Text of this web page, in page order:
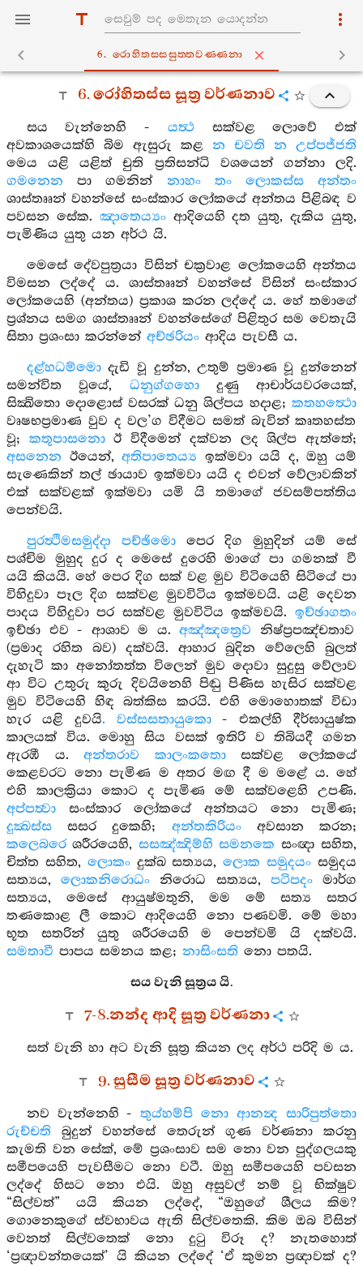
6. රොහිතස‍්සසුත‍්තවණ‍්ණනා
6. රෝහිතස්ස සූත්‍ර වර්ණනාව
සය වැන්නෙහි - යත්‍ථසක්වළ ලොවේ එක්
අවකාශයෙක්හි බිම ඇසුරු කළ න චවති න උප්පජ්ජති
මෙය යළි යළිත් චුති ප්‍රතිසන්ධි වශයෙන් ගන්නා ලදි.
ගමනෙන පා ගමනින් නාහං තං ලොකස්ස අන්තං
ශාස්තෲන් වහන්සේ සංස්කාර ලෝකයේ අන්තය පිළිබඳ ව
පවසන සේක. ඤාතෙය්‍යංආදියෙහි දත යුතු, දැකිය යුතු,
පැමිණිය යුතු යන අර්ථ යි.
මෙසේ දේවපුත්‍රයා විසින් චක්‍රවාළ ලෝකයෙහි අන්තය
විමසන ලද්දේ ය. ශාස්තෲන් වහන්සේ විසින් සංස්කාර
ලෝකයෙහි (අන්තය) ප්‍රකාශ කරන ලද්දේ ය. හේ තමාගේ
ප්‍රශ්නය සමග ශාස්තෲන් වහන්සේගේ පිළිතුර සම වෙතැයි
සිතා ප්‍රශංසා කරන්නේ අච්ඡරියං ආදිය පැවසී ය.
දළ්හධම්මොදැඩි වූ දුන්න, උතුම් ප්‍රමාණ වූ දුන්නෙන්
සමන්විත වූයේ, ධනුග්ගහොදුණු ආචාර්යවරයෙක්,
සික්‍ඛිතො දොළොස් වසරක් ධනු ශිල්පය හදාළ; කතහත්‍ථො
වෘෂභප්‍රමාණ වුව ද වල’ග විදීමට සමත් බැවින් කෘතහස්ත
වූ; කතූපාසනොඊ විදීමෙන් දක්වන ලද ශිල්ප ඇත්තේ;
අසනෙන ඊයෙන්,අතිපාතෙය්‍ය ඉක්මවා යයි ද, ඔහු යම්
සැණෙකින් තල් ඡායාව ඉක්මවා යයි ද එවන් වේලාවකින්
එක් සක්වළක් ඉක්මවා යමි යි තමාගේ ජවසම්පත්තිය
පෙන්වයි.
පුරත්‍ථිමසමුද්දා පච්ඡිමොපෙර දිග මුහුදින් යම් සේ
පශ්චිම මුහුද දුර ද මෙසේ දුරෙහි මාගේ පා ගමනක් වී
යයි කියයි. හේ පෙර දිග සක් වළ මුව විටියෙහි සිටියේ පා
විහිදුවා පෑල දිග සක්වළ මුවවිටිය ඉක්මවයි. යළි දෙවන
පාදය විහිදුවා පර සක්වළ මුවවිටිය ඉක්මවයි. ඉච්ඡාගතං
ඉච්ඡා එව - ආශාව ම ය. අඤ්ඤත්‍රෙව නිෂ්ප්‍රපඤ්චතාව
(ප්‍රමාද රහිත බව) දක්වයි. ආහාර බුදින වේලෙහි බුලත්
දැහැටි කා අනෝතත්ත විලෙන් මුව දොවා සුදුසු වේලාව
ආ විට උතුරු කුරු දිවයිනෙහි පිඬු පිණිස හැසිර සක්වළ
මුව විටියෙහි හිඳ බත්කිස කරයි. එහි මොහොතක් විඩා
හැර යළි දුවයි. වස්සසතායුකො- එකල්හි දීර්ඝායුෂ්ක
කාලයක් විය. මොහු සිය වසක් ඉතිරි ව තිබියදී ගමන
ඇරඹී ය.අන්තරාව කාලංකතොසක්වළ ලෝකයේ
කෙළවරට නො පැමිණ ම අතර මඟ දී ම මළේ ය. හේ
එහි කාලක්‍රියා කොට ද පැමිණ මේ සක්වළෙහි උපණි.
අප්පත්‍වා සංස්කාර ලෝකයේ අන්තයට නො පැමිණ;
දුක්‍ඛස්ස සසර දුකෙහි; අන්තකිරියංඅවසාන කරන;
කලෙබරෙශරීරයෙහි, සසඤ්ඤිම්හි සමනකෙ සංඥා සහිත,
චිත්ත සහිත, ලොකං දුක්ඛ සත්‍යය,ලොක සමුදයං සමුදය
සත්‍යය,ලොකනිරොධං නිරොධ සත්‍යය, පටිපදංමාර්ග
සත්‍යය, මෙසේ ආයුෂ්මතුනි, මම මේ සත්‍ය සතර
තණකොළ ලී කොට ආදියෙහි නො පණවමි. මේ මහා
භූත සතරින් යුතු ශරීරයෙහි ම පෙන්වමි යි දක්වයි.
සමතාවී පාපය සමනය කළ; නාසිංසති නො පතයි.
සය වැනි සූත්‍රය යි.
7-8.නන්ද ආදි සූත්‍ර වර්ණනා
සත් වැනි හා අට වැනි සූත්‍ර කියන ලද අර්ථ පරිදි ම ය.
9. සුසීම සූත්‍ර වර්ණනාව
නව වැන්නෙහි -තුය්හම්පි නො ආනන්‍ද සාරිපුත්තො
රුච්චති බුදුන් වහන්සේ තෙරුන් ගුණ වර්ණනා කරනු
කැමති වන සේක්, මේ ප්‍රශංසාව සම නො වන පුද්ගලයකු
සමීපයෙහි පැවසීමට නො වටී. ඔහු සමීපයෙහි පවසන
ලද්දේ හිසට නො එයි. ඔහු අසුවල් නම් වූ භික්ෂුව
“සිල්වත්” යයි කියන ලද්දේ, “ඔහුගේ ශීලය කිම?
ගොනෙකුගේ ස්වභාවය ඇති සිල්වතෙකි. කිම ඔබ විසින්
වෙනත් සිල්වතෙක් නො දුටු විරූ ද? නැතහොත්
‘ප්‍රඥාවන්තයෙක්’ යි කියන ලද්දේ ‘ඒ කුමන ප්‍රඥාවක් ද?